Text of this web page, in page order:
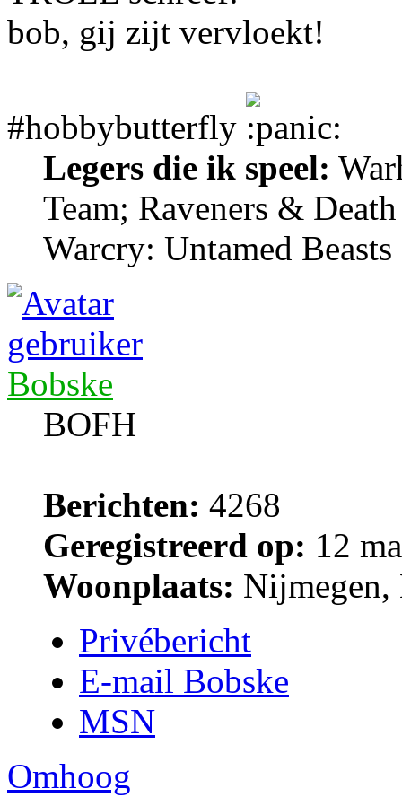
bob, gij zijt vervloekt!
#hobbybutterfly
Legers die ik speel:
Team; Raveners &
Warcry: Untamed Beasts
Bobske
BOFH
Berichten: 4268
Geregistreerd op: 12
Woonplaats:
Privébericht
E-mail Bobske
MSN
Omhoog